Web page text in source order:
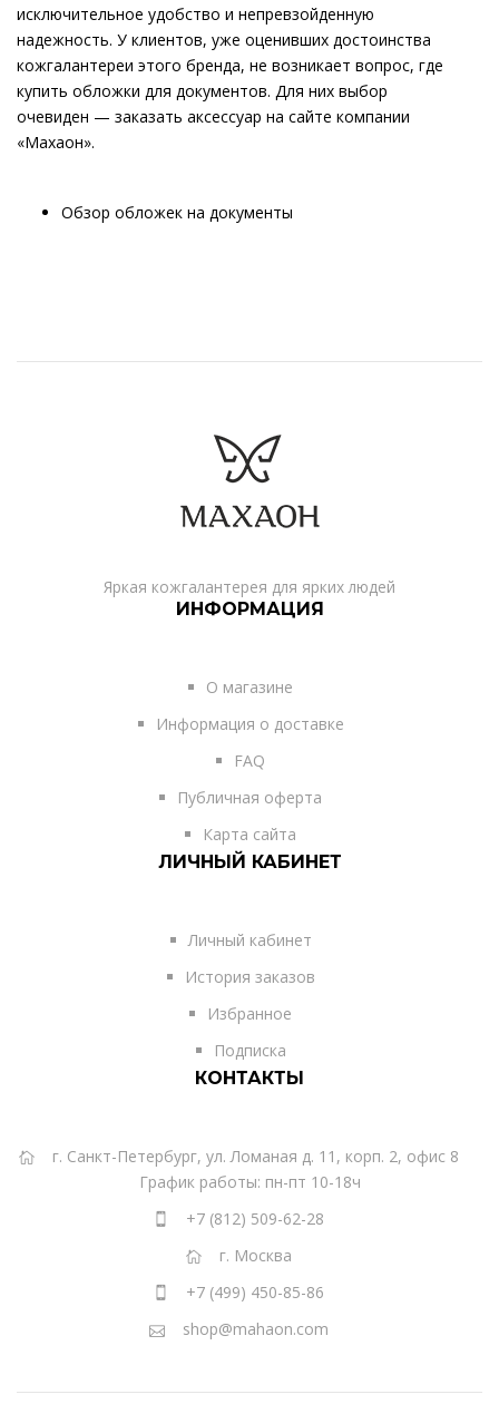
исключительное удобство и непревзойденную
надежность. У клиентов, уже оценивших достоинства
кожгалантереи этого бренда, не возникает вопрос, где
купить обложки для документов. Для них выбор
очевиден — заказать аксессуар на сайте компании
«Махаон».
Обзор обложек на документы
Яркая кожгалантерея для ярких людей
ИНФОРМАЦИЯ
О магазине
Информация о доставке
FAQ
Публичная оферта
Карта сайта
ЛИЧНЫЙ КАБИНЕТ
Личный кабинет
История заказов
Избранное
Подписка
КОНТАКТЫ
г. Санкт-Петербург, ул. Ломаная д. 11, корп. 2, офис 8
График работы: пн-пт 10-18ч
+7 (812) 509-62-28
г. Москва
+7 (499) 450-85-86
shop@mahaon.com